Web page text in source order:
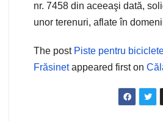
nr. 7458 din aceeaşi dată,
unor terenuri, aflate în
The post Piste pentru
Frăsinetappeared first on